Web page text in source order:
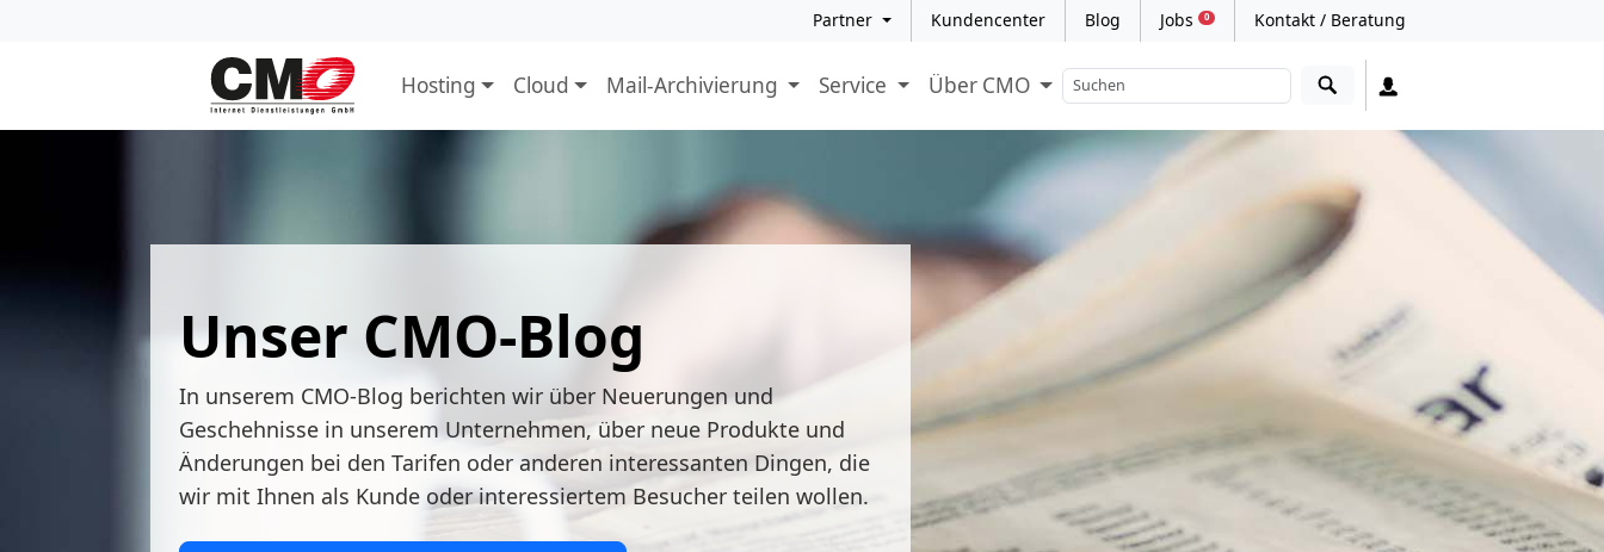
Partner Kundencenter Blog Jobs 0 Kontakt / Beratung
Hosting Cloud Mail-Archivierung Service Über CMO
Unser CMO-Blog
In unserem CMO-Blog berichten wir über Neuerungen und
Geschehnisse in unserem Unternehmen, über neue Produkte und
Änderungen bei den Tarifen oder anderen interessanten Dingen, die
wir mit Ihnen als Kunde oder interessiertem Besucher teilen wollen.